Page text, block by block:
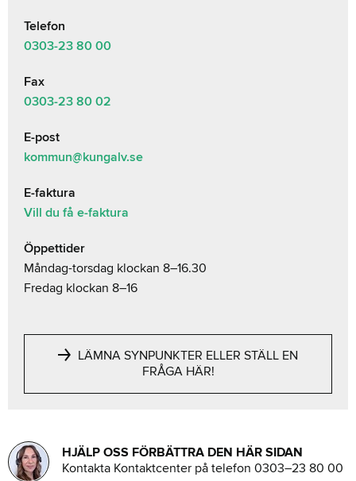
Telefon
0303-23 80 00
Fax
0303-23 80 02
E-post
kommun@kungalv.se
E-faktura
Vill du få e-faktura
Öppettider
Måndag-torsdag klockan 8–16.30
Fredag klockan 8–16
LÄMNA SYNPUNKTER ELLER STÄLL EN
FRÅGA HÄR!
HJÄLP OSS FÖRBÄTTRA DEN HÄR SIDAN
Kontakta Kontaktcenter på telefon 0303–23 80 00